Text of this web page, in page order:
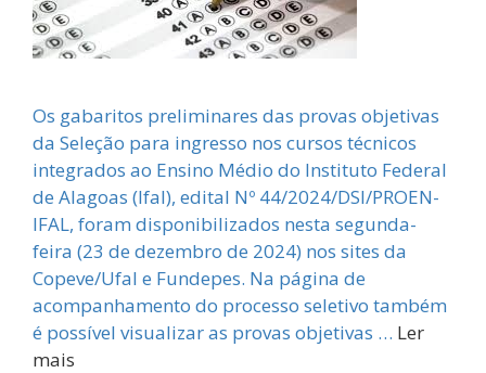
Os gabaritos preliminares das provas objetivas
da Seleção para ingresso nos cursos técnicos
integrados ao Ensino Médio do Instituto Federal
de Alagoas (Ifal), edital Nº 44/2024/DSI/PROEN-
IFAL, foram disponibilizados nesta segunda-
feira (23 de dezembro de 2024) nos sites da
Copeve/Ufal e Fundepes. Na página de
acompanhamento do processo seletivo também
é possível visualizar as provas objetivas … Ler
mais